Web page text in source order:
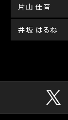
片山 佳音
井坂 はるね